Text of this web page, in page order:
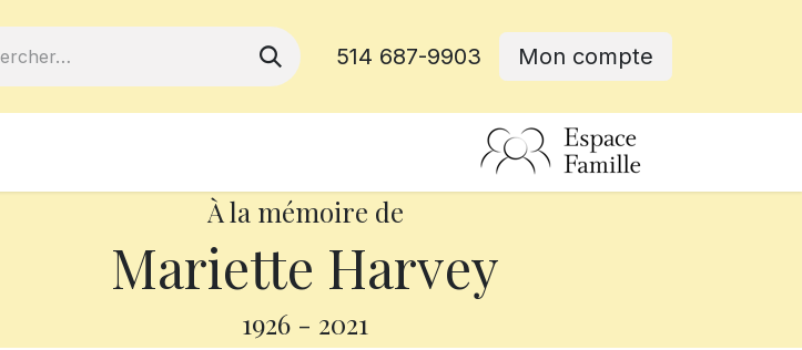
514 687-9903 Mon compte
À la mémoire de
Mariette Harvey
1926 - 2021